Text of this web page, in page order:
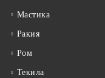
Мастика
Ракия
Ром
Текила